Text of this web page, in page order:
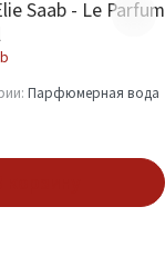
Saab - Le Parfum
Парфюмерная вода